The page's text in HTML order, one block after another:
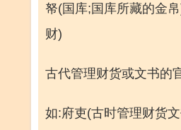
帑(国库;国库所藏的金
财)
古代管理财货或文书的
如:府吏(古时管理财货